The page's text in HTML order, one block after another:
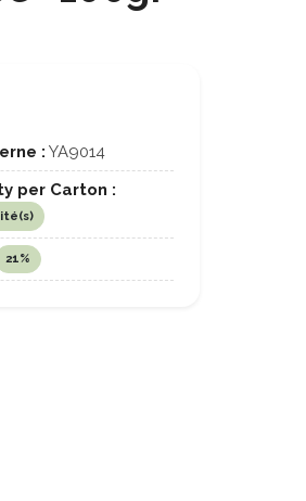
: YA9014
per Carton :
21%